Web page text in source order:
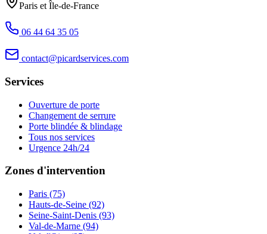
Paris et Île-de-France
06 44 64 35 05
contact@picardservices.com
Services
Ouverture de porte
Changement de serrure
Porte blindée & blindage
Tous nos services
Urgence 24h/24
Zones d'intervention
Paris (75)
Hauts-de-Seine (92)
Seine-Saint-Denis (93)
Val-de-Marne (94)